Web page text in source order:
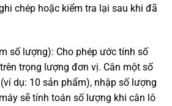
chép hoặc kiểm tra lại sau khi đã
số lượng): Cho phép ước tính số
trọng lượng đơn vị. Cân một số
dụ: 10 sản phẩm), nhập số lượng
sẽ tính toán số lượng khi cân lô